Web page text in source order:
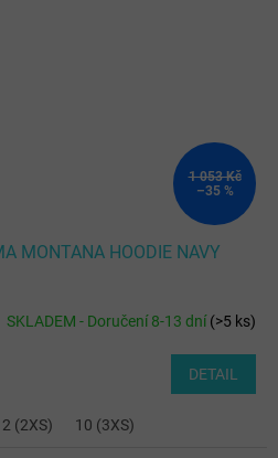
1 053 Kč
–35 %
MONTANA HOODIE NAVY
SKLADEM - Doručení 8-13 dní(>5 ks)
DETAIL
(2XS) 10 (3XS)